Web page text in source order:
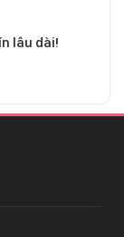
lâu dài!